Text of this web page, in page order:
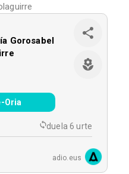
Gorosabel
Oria
duela 6 urte
adio.eus